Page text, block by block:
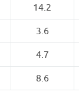
14.2
3.6
4.7
8.6